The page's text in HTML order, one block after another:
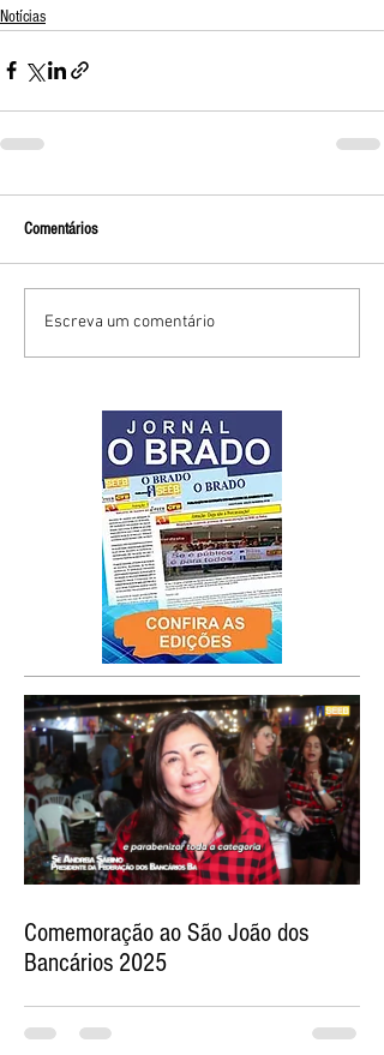
Notícias
Comentários
Escreva um comentário
Comemoração ao São João dos
Bancários 2025